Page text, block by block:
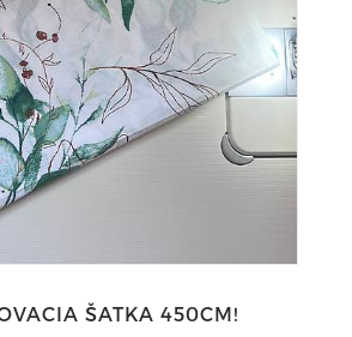
ŠATKA 450CM!